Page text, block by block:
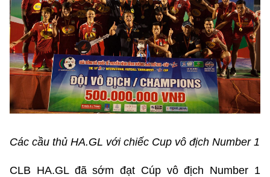
Các cầu thủ HA.GL với chiếc Cup vô địch Number 1
CLB HA.GL đã sớm đạt Cúp vô địch Number 1